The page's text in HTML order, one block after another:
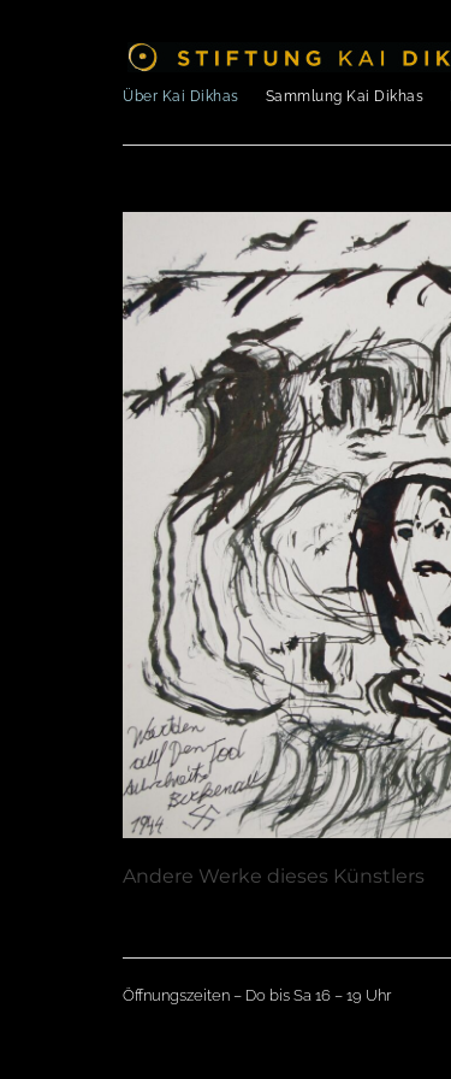
Über Kai Dikhas Sammlung Kai Dikhas
Andere Werke dieses Künstlers
Öffnungszeiten – Do bis Sa 16 – 19 Uhr